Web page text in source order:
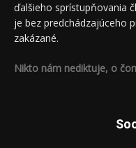
ďalšieho sprístupňovania
je bez predchádzajúceho
zakázané.
Nikto nám nediktuje, o